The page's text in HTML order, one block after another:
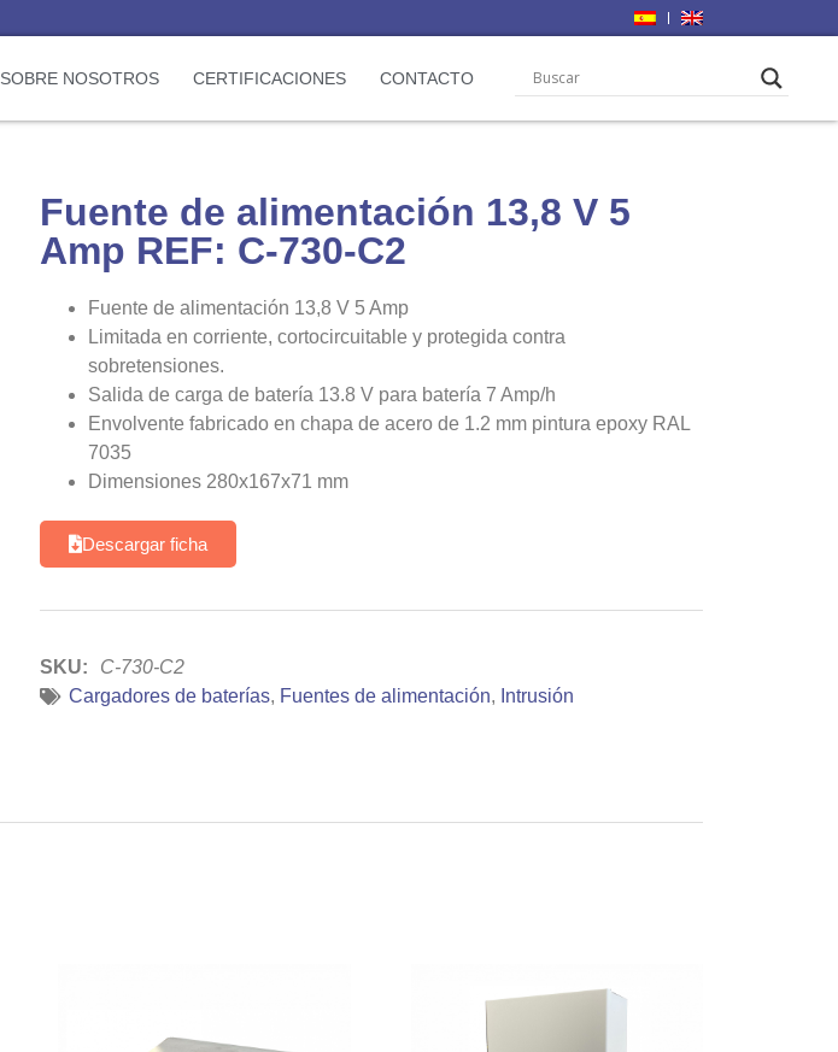
SOBRE NOSOTROS CERTIFICACIONES CONTACTO
Fuente de alimentación 13,8 V 5
Amp REF: C-730-C2
Fuente de alimentación 13,8 V 5 Amp
Limitada en corriente, cortocircuitable y protegida contra
sobretensiones.
Salida de carga de batería 13.8 V para batería 7 Amp/h
Envolvente fabricado en chapa de acero de 1.2 mm pintura epoxy RAL
7035
Dimensiones 280x167x71 mm
Descargar ficha
SKU:
C-730-C2
Cargadores de baterías, Fuentes de alimentación, Intrusión